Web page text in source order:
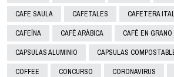
CAFE SAULA CAFETALES CAFETERA
CAFEÍNA CAFÈ ARÀBICA CAFÉ EN GRANO
CAPSULAS ALUMINIO CAPSULAS
COFFEE CONCURSO CORONAVIRUS